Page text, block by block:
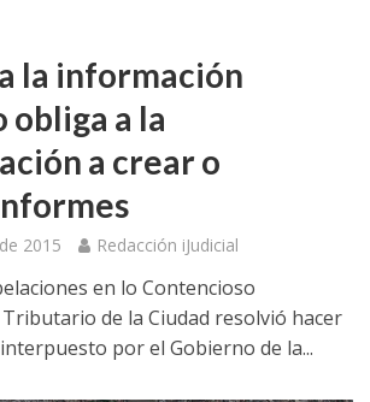
la información
obliga a la
a crear o
2015 Redacción iJudicial
en lo Contencioso
de la Ciudad resolvió hacer
por el Gobierno de la...